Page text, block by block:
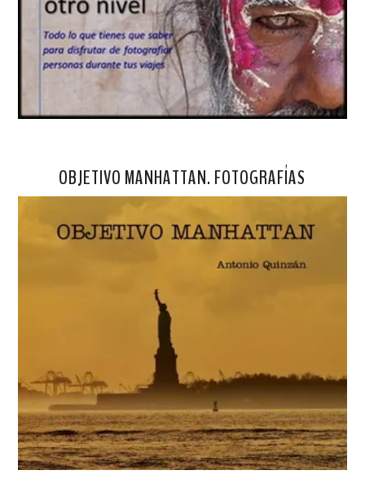
OBJETIVO MANHATTAN. FOTOGRAFÍAS